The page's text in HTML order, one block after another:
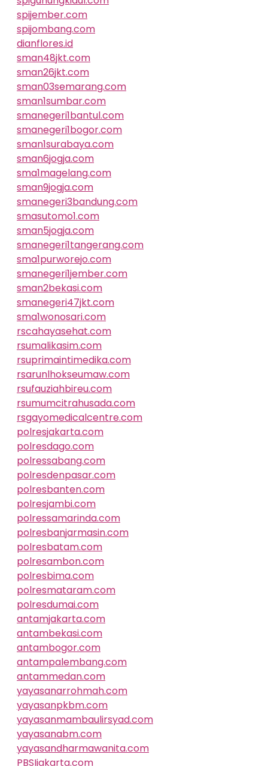
spijember.com
spijombang.com
dianflores.id
sman48jkt.com
sman26jkt.com
sman03semarang.com
sman1sumbar.com
smanegeri1bantul.com
smanegeri1bogor.com
sman1surabaya.com
sman6jogja.com
sma1magelang.com
sman9jogja.com
smanegeri3bandung.com
smasutomo1.com
sman5jogja.com
smanegeri1tangerang.com
sma1purworejo.com
smanegeri1jember.com
sman2bekasi.com
smanegeri47jkt.com
sma1wonosari.com
rscahayasehat.com
rsumalikasim.com
rsuprimaintimedika.com
rsarunlhokseumaw.com
rsufauziahbireu.com
rsumumcitrahusada.com
rsgayomedicalcentre.com
polresjakarta.com
polresdago.com
polressabang.com
polresdenpasar.com
polresbanten.com
polresjambi.com
polressamarinda.com
polresbanjarmasin.com
polresbatam.com
polresambon.com
polresbima.com
polresmataram.com
polresdumai.com
antamjakarta.com
antambekasi.com
antambogor.com
antampalembang.com
antammedan.com
yayasanarrohmah.com
yayasanpkbm.com
yayasanmambaulirsyad.com
yayasanabm.com
yayasandharmawanita.com
PBSIjakarta.com